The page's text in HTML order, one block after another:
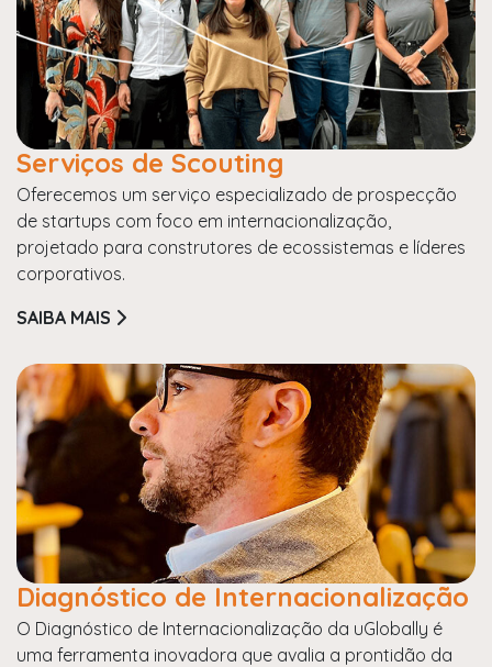
Serviços de Scouting
Oferecemos um serviço especializado de prospecção
de startups com foco em internacionalização,
projetado para construtores de ecossistemas e líderes
corporativos.
SAIBA MAIS
Diagnóstico de Internacionalização
O Diagnóstico de Internacionalização da uGlobally é
uma ferramenta inovadora que avalia a prontidão da